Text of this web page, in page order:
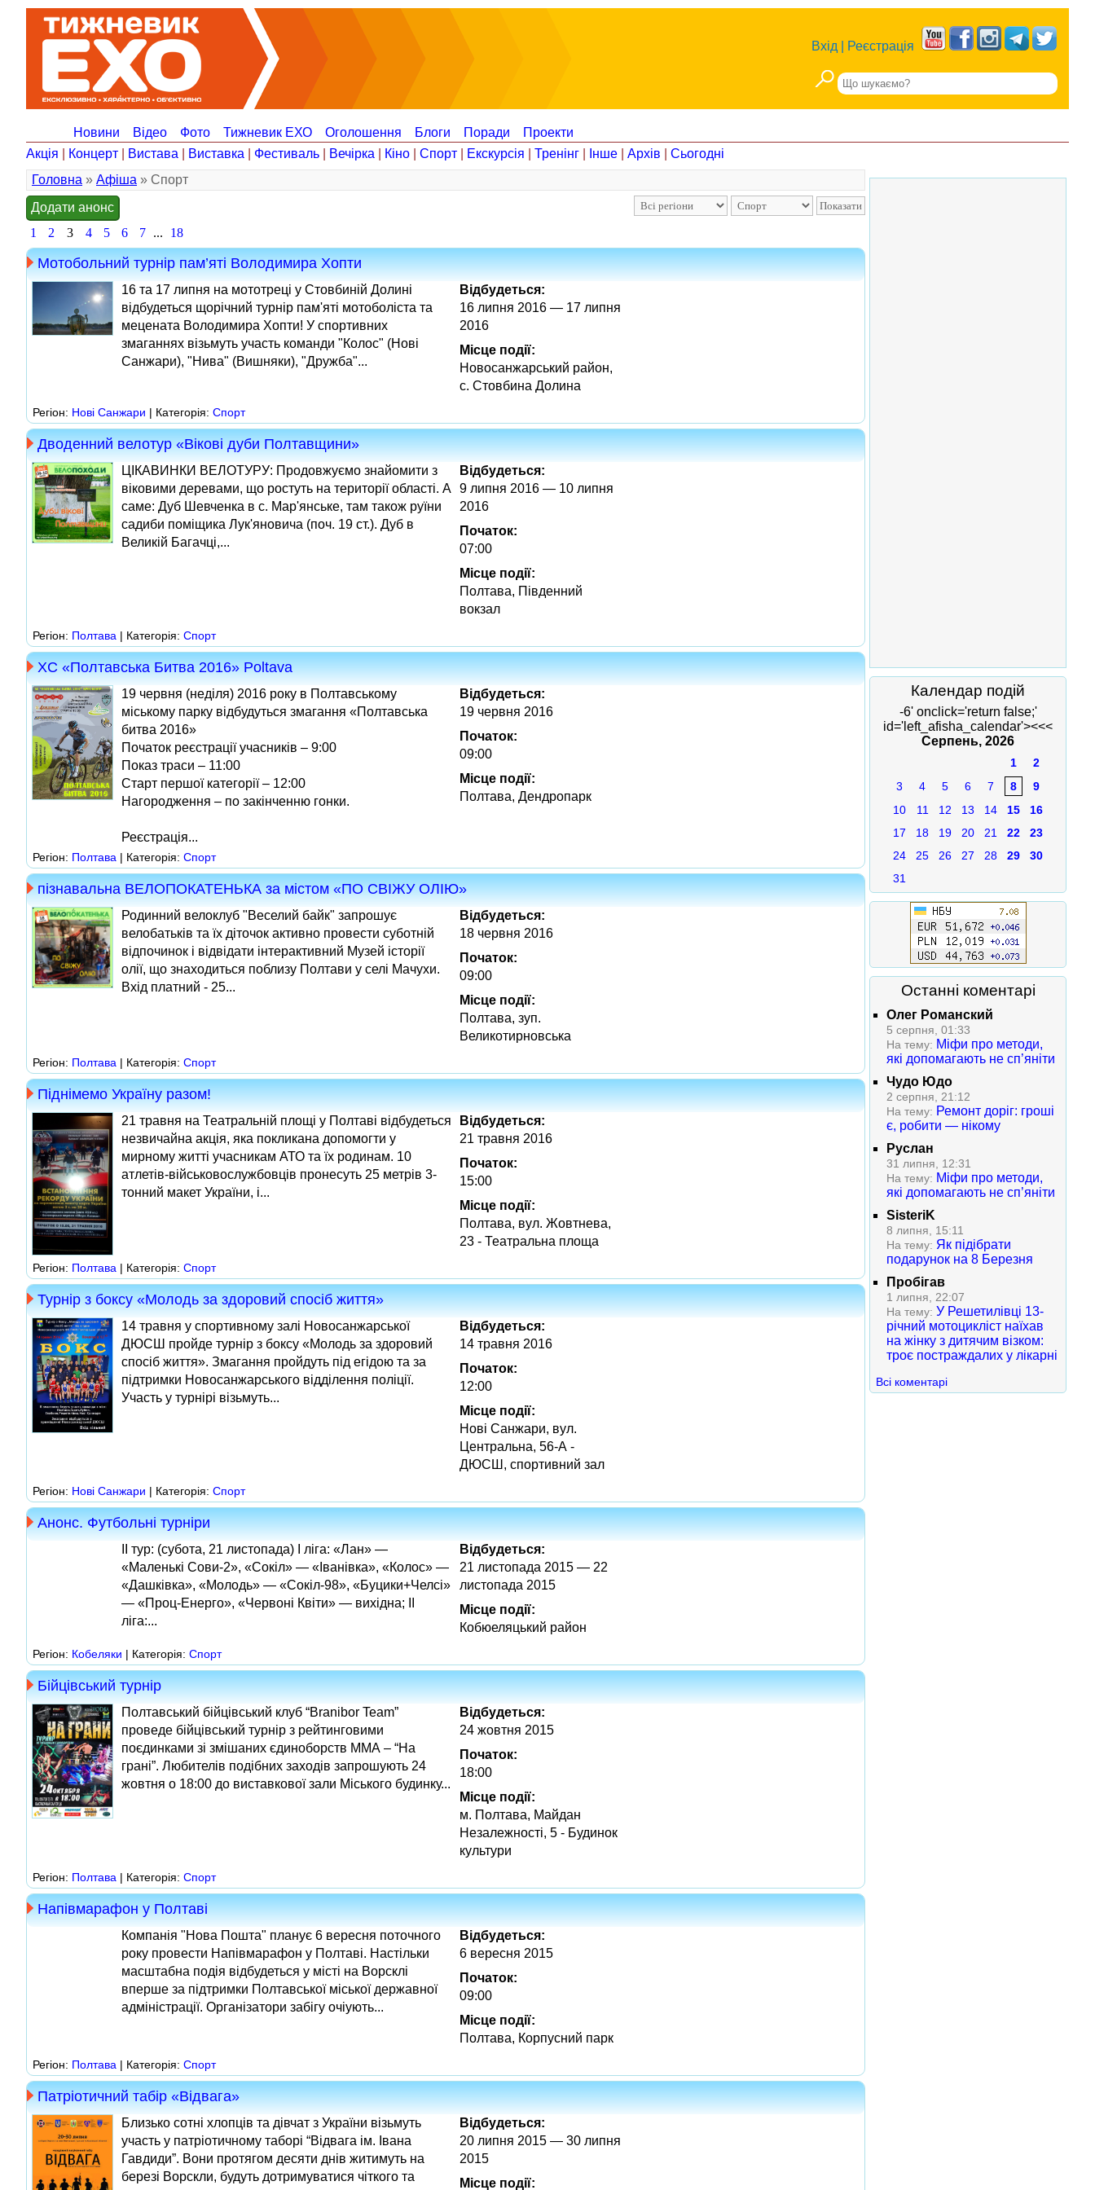
Вхід Реєстрація
Новини Відео Фото Тижневик ЕХО Оголошення Блоги Поради
Проекти
Акція
Концерт Вистава Виставка Фестиваль Вечірка Кіно Спорт Екскурсія Тренінг Інше Архів
Сьогодні
Головна » Афіша » Спорт
Додати анонс
1
2 3 4 5 6 7 ... 18
Мотобольний турнір пам’яті Володимира Хопти
16 та 17 липня на мототреці у Стовбиній Долині
відбудеться щорічний турнір пам'яті мотоболіста та
мецената Володимира Хопти! У спортивних
змаганнях візьмуть участь команди "Колос" (Нові
Санжари), "Нива" (Вишняки), "Дружба"...
Відбудеться:
16 липня 2016 — 17 липня
2016
Місце події:
Новосанжарський район,
с. Стовбина Долина
Регіон: Нові Cанжари | Категорія: Спорт
Дводенний велотур «Вікові дуби Полтавщини»
ЦІКАВИНКИ ВЕЛОТУРУ: Продовжуємо знайомити з
віковими деревами, що ростуть на території області. А
саме: Дуб Шевченка в с. Мар'янське, там також руїни
садиби поміщика Лук'яновича (поч. 19 ст.). Дуб в
Великій Багачці,...
Відбудеться:
9 липня 2016 — 10 липня
2016
Початок:
07:00
Місце події:
Полтава, Південний
вокзал
Регіон: Полтава | Категорія: Спорт
XC «Полтавська Битва 2016» Poltava
19 червня (неділя) 2016 року в Полтавському
міському парку відбудуться змагання «Полтавська
битва 2016»
Початок реєстрації учасників – 9:00
Показ траси – 11:00
Старт першої категорії – 12:00
Нагородження – по закінченню гонки.
Реєстрація...
Відбудеться:
19 червня 2016
Початок:
09:00
Місце події:
Полтава, Дендропарк
Регіон: Полтава | Категорія: Спорт
пізнавальна ВЕЛОПОКАТЕНЬКА за містом «ПО СВІЖУ ОЛІЮ»
Родинний велоклуб "Веселий байк" запрошує
велобатьків та їх діточок активно провести суботній
відпочинок і відвідати інтерактивний Музей історії
олії, що знаходиться поблизу Полтави у селі Мачухи.
Вхід платний - 25...
Відбудеться:
18 червня 2016
Початок:
09:00
Місце події:
Полтава, зуп.
Великотирновська
Регіон: Полтава | Категорія: Спорт
Піднімемо Україну разом!
21 травня на Театральній площі у Полтаві відбудеться
незвичайна акція, яка покликана допомогти у
мирному житті учасникам АТО та їх родинам. 10
атлетів-військовослужбовців пронесуть 25 метрів 3-
тонний макет України, і...
Відбудеться:
21 травня 2016
Початок:
15:00
Місце події:
Полтава, вул. Жовтнева,
23 - Театральна площа
Регіон: Полтава | Категорія: Спорт
Турнір з боксу «Молодь за здоровий спосіб життя»
14 травня у спортивному залі Новосанжарської
ДЮСШ пройде турнір з боксу «Молодь за здоровий
спосіб життя». Змагання пройдуть під егідою та за
підтримки Новосанжарського відділення поліції.
Участь у турнірі візьмуть...
Відбудеться:
14 травня 2016
Початок:
12:00
Місце події:
Нові Санжари, вул.
Центральна, 56-А -
ДЮСШ, спортивний зал
Регіон: Нові Cанжари | Категорія: Спорт
Анонс. Футбольні турніри
ІІ тур: (субота, 21 листопада) І ліга: «Лан» —
«Маленькі Сови-2», «Сокіл» — «Іванівка», «Колос» —
«Дашківка», «Молодь» — «Сокіл-98», «Буцики+Челсі»
— «Проц-Енерго», «Червоні Квіти» — вихідна; ІІ
ліга:...
Відбудеться:
21 листопада 2015 — 22
листопада 2015
Місце події:
Кобюеляцький район
Регіон: Кобеляки | Категорія: Спорт
Бійцівський турнір
Полтавський бійцівський клуб “Branibor Team”
проведе бійцівський турнір з рейтинговими
поєдинками зі змішаних єдиноборств ММА – “На
грані”. Любителів подібних заходів запрошують 24
жовтня о 18:00 до виставкової зали Міського будинку...
Відбудеться:
24 жовтня 2015
Початок:
18:00
Місце події:
м. Полтава, Майдан
Незалежності, 5 - Будинок
культури
Регіон: Полтава | Категорія: Спорт
Напівмарафон у Полтаві
Компанія "Нова Пошта" планує 6 вересня поточного
року провести Напівмарафон у Полтаві. Настільки
масштабна подія відбудеться у місті на Ворсклі
вперше за підтримки Полтавської міської державної
адміністрації. Організатори забігу очіують...
Відбудеться:
6 вересня 2015
Початок:
09:00
Місце події:
Полтава, Корпусний парк
Регіон: Полтава | Категорія: Спорт
Патріотичний табір «Відвага»
Близько сотні хлопців та дівчат з України візьмуть
участь у патріотичному таборі “Відвага ім. Івана
Гавдиди”. Вони протягом десяти днів житимуть на
березі Ворскли, будуть дотримуватися чіткого та
Відбудеться:
20 липня 2015 — 30 липня
2015
Місце події:
Календар подій
-6' onclick='return false;'
id='left_afisha_calendar'><<<
Серпень, 2026
1
2
3
4 5 6 7 8
9
10
11 12 13 14 15
16
17
18 19 20 21 22
23
24
25 26 27 28 29
30
31
Останні коментарі
Олег Романский
5 серпня, 01:33
На тему: Міфи про методи,
які допомагають не сп’яніти
Чудо Юдо
2 серпня, 21:12
На тему: Ремонт доріг: гроші
є, робити — нікому
Руслан
31 липня, 12:31
На тему: Міфи про методи,
які допомагають не сп’яніти
SisteriK
8 липня, 15:11
На тему: Як підібрати
подарунок на 8 Березня
Пробігав
1 липня, 22:07
На тему: У Решетилівці 13-
річний мотоцикліст наїхав
на жінку з дитячим візком:
троє постраждалих у лікарні
Всі коментарі